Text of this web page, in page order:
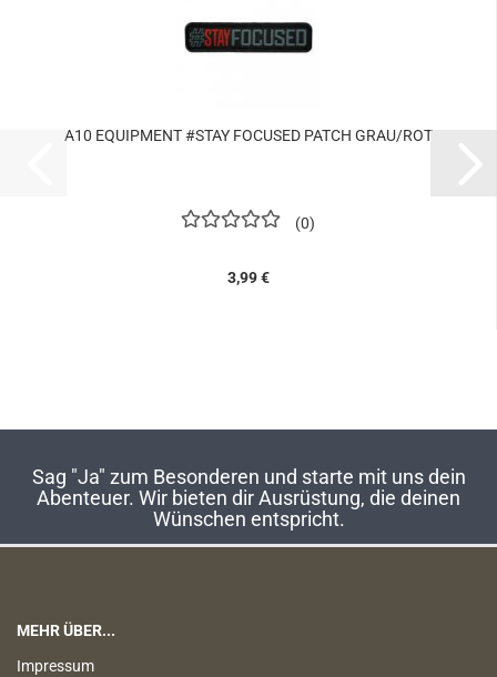
A10 EQUIPMENT #STAY FOCUSED PATCH GRAU/ROT
0
3,99 €
Sag "Ja" zum Besonderen und starte mit uns dein
Abenteuer. Wir bieten dir Ausrüstung, die deinen
Wünschen entspricht.
MEHR ÜBER...
Impressum